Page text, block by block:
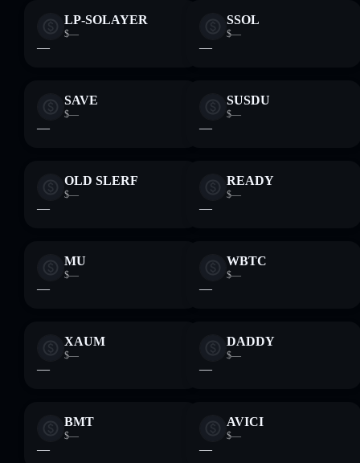
LP-SOLAYER
$—
—
SSOL
$—
—
SAVE
$—
—
SUSDU
$—
—
OLD SLERF
$—
—
READY
$—
—
MU
$—
—
WBTC
$—
—
XAUM
$—
—
DADDY
$—
—
BMT
$—
—
AVICI
$—
—